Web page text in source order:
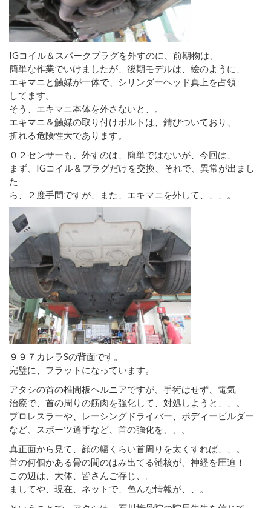
IGコイル＆スパークプラグを外すのに、前期物は、
簡単な作業でいけましたが、後期モデルは、絵のように、
エキマニと触媒が一体で、シリンダーヘッド真上を占領
してます。
そう、エキマニ本体を外さないと、。
エキマニ＆触媒の取り付けボルトは、錆びついており、
折れる危険性大であります。
０２センサーも、外すのは、簡単ではないが、今回は、
まず、IGコイル＆プラグだけを交換、それで、異常が出まし
た
ら、２度手間ですが、また、エキマニを外して、、、。
９９７カレラSの背面です。
完璧に、フラットになっています。
アタシの首の椎間板ヘルニアですが、手術はせず、電気
治療で、首の周りの筋肉を強化して、対処しようと、、。
プロレスラーや、レーシングドライバー、ボディービルダー
など、スポーツ選手など、首の強化を、、。
真正面から見て、顔の幅くらい首周りを太くすれば、、。
首の何個かある骨の間のはみ出てる髄核が、神経を圧迫！
この辺は、大体、皆さんご存じ、。
ましてや、現在、ネットで、色んな情報が、、。